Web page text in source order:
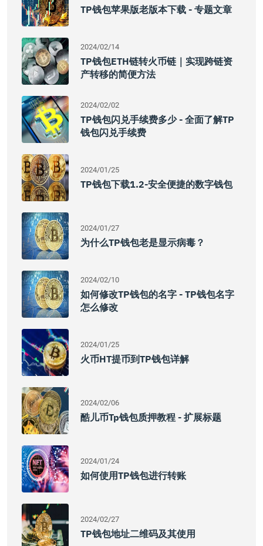
TP钱包苹果版老版本下载 - 专题文章
2024/02/14
TP钱包ETH链转火币链｜实现跨链资
产转移的简便方法
2024/02/02
TP钱包闪兑手续费多少 - 全面了解TP
钱包闪兑手续费
2024/01/25
TP钱包下载1.2-安全便捷的数字钱包
2024/01/27
为什么TP钱包老是显示病毒？
2024/02/10
如何修改TP钱包的名字 - TP钱包名字
怎么修改
2024/01/25
火币HT提币到TP钱包详解
2024/02/06
酷儿币tp钱包质押教程 - 扩展标题
2024/01/24
如何使用TP钱包进行转账
2024/02/27
TP钱包地址二维码及其使用